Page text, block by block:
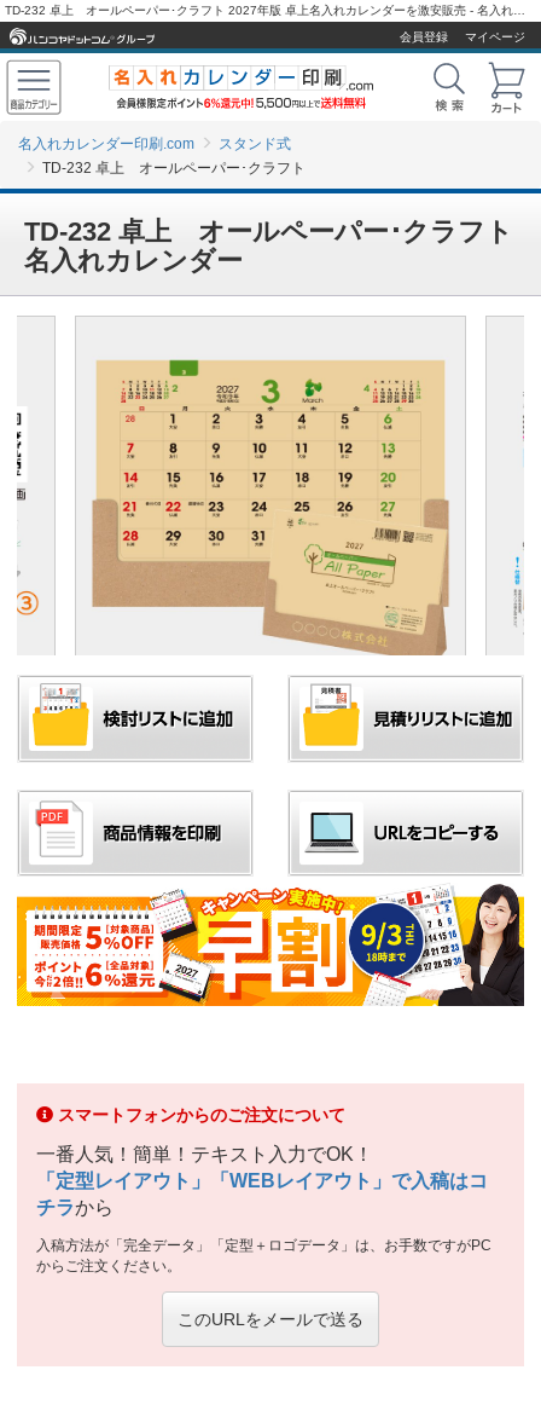
会員登録
マイページ
名入れカレンダー印刷.com
スタンド式
TD-232 卓上 オールペーパー･クラフト
TD-232 卓上 オールペーパー･クラフト
名入れカレンダー
スマートフォンからのご注文について
一番人気！簡単！テキスト入力でOK！
「定型レイアウト」「WEBレイアウト」で入稿はコ
チラから
入稿方法が「完全データ」「定型＋ロゴデータ」は、お手数ですがPC
からご注文ください。
このURLをメールで送る